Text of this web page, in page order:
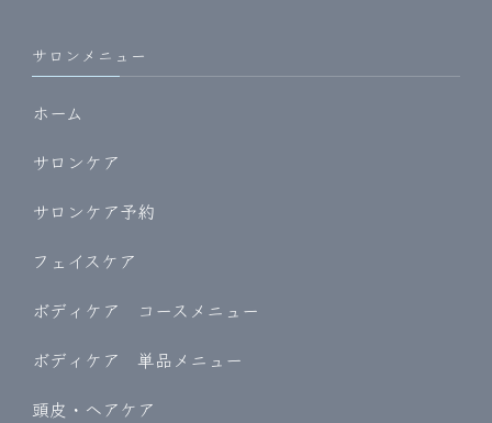
サロンメニュー
ホーム
サロンケア
サロンケア予約
フェイスケア
ボディケア コースメニュー
ボディケア 単品メニュー
頭皮・ヘアケア